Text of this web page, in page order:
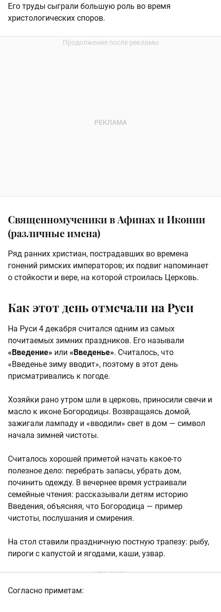
Его труды сыграли большую роль во время
христологических споров.
Священномученики в Афинах и Иконии
(различные имена)
Ряд ранних христиан, пострадавших во времена
гонений римских императоров; их подвиг напоминает
о стойкости и вере, на которой строилась Церковь.
Как этот день отмечали на Руси
На Руси 4 декабря считался одним из самых
почитаемых зимних праздников. Его называли
«Введение» или «Введенье». Считалось, что
«Введенье зиму вводит», поэтому в этот день
присматривались к погоде.
Хозяйки рано утром шли в церковь, приносили свечи и
масло к иконе Богородицы. Возвращаясь домой,
зажигали лампаду и «вводили» свет в дом — символ
начала зимней чистоты.
Считалось хорошей приметой начать какое-то
полезное дело: перебрать запасы, убрать дом,
починить одежду. В вечернее время устраивали
семейные чтения: рассказывали детям историю
Введения, объясняя, что Богородица — пример
чистоты, послушания и смирения.
На стол ставили праздничную постную трапезу: рыбу,
пироги с капустой и ягодами, каши, узвар.
Согласно приметам: